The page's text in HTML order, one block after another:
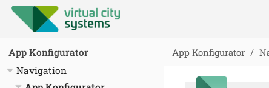
App Konfigurator
Navigation
App Konfigurator